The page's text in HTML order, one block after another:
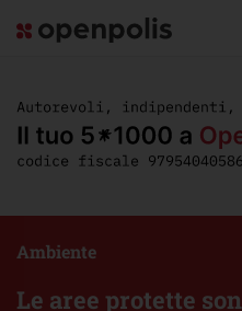
Le aree protette
Ambiente